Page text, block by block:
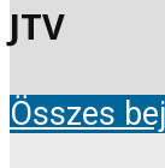
JTV
Összes